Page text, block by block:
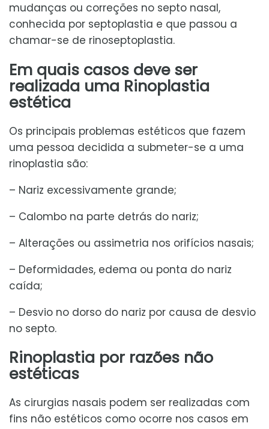
mudanças ou correções no septo nasal,
conhecida por septoplastia e que passou a
chamar-se de rinoseptoplastia.
Em quais casos deve ser
realizada uma Rinoplastia
estética
Os principais problemas estéticos que fazem
uma pessoa decidida a submeter-se a uma
rinoplastia são:
– Nariz excessivamente grande;
– Calombo na parte detrás do nariz;
– Alterações ou assimetria nos orifícios nasais;
– Deformidades, edema ou ponta do nariz
caída;
– Desvio no dorso do nariz por causa de desvio
no septo.
Rinoplastia por razões não
estéticas
As cirurgias nasais podem ser realizadas com
fins não estéticos como ocorre nos casos em